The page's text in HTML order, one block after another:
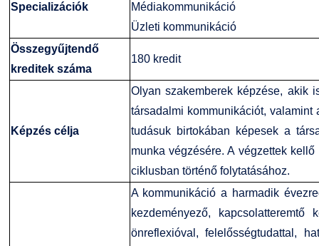
Specializációk
Médiakommunikáció
Üzleti kommunikáció
Összegyűjtendő
kreditek száma
180 kredit
Képzés célja
Olyan szakemberek képzése, akik
társadalmi kommunikációt,
tudásuk birtokában képesek a
munka végzésére. A végzettek
ciklusban történő folytatásához.
A kommunikáció a harmadik
kezdeményező, kapcsolatteremtő
önreflexióval, felelősségtudattal,